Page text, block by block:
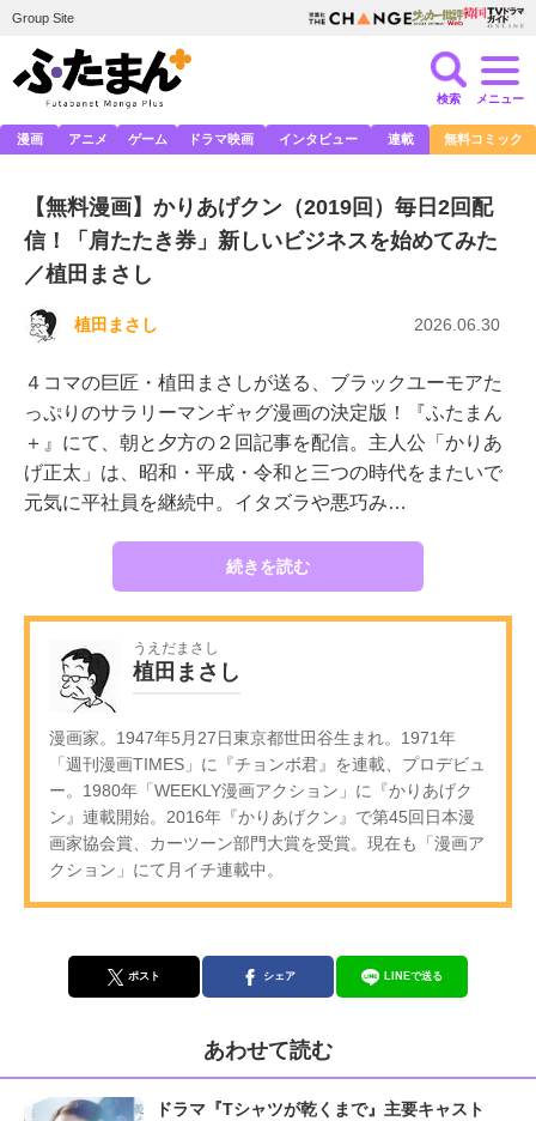
Group Site
検索 メニュー
漫画 アニメ ゲーム ドラマ映画 インタビュー 連載 無料コミック
【無料漫画】かりあげクン（2019回）毎日2回配
信！「肩たたき券」新しいビジネスを始めてみた
／植田まさし
植田まさし 2026.06.30
４コマの巨匠・植田まさしが送る、ブラックユーモアた
っぷりのサラリーマンギャグ漫画の決定版！『ふたまん
＋』にて、朝と夕方の２回記事を配信。主人公「かりあ
げ正太」は、昭和・平成・令和と三つの時代をまたいで
元気に平社員を継続中。イタズラや悪巧み…
続きを読む
うえだまさし
植田まさし
漫画家。1947年5月27日東京都世田谷生まれ。1971年
「週刊漫画TIMES」に『チョンボ君』を連載、プロデビュ
ー。1980年「WEEKLY漫画アクション」に『かりあげク
ン』連載開始。2016年『かりあげクン』で第45回日本漫
画家協会賞、カーツーン部門大賞を受賞。現在も「漫画ア
クション」にて月イチ連載中。
ポスト シェア LINEで送る
あわせて読む
ドラマ『Tシャツが乾くまで』主要キャスト